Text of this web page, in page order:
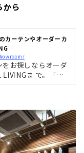
ら
カーテンやオーダーカ
お探しならオーダ
ま で。「ホ
、イタリア人デザ
約制となっており